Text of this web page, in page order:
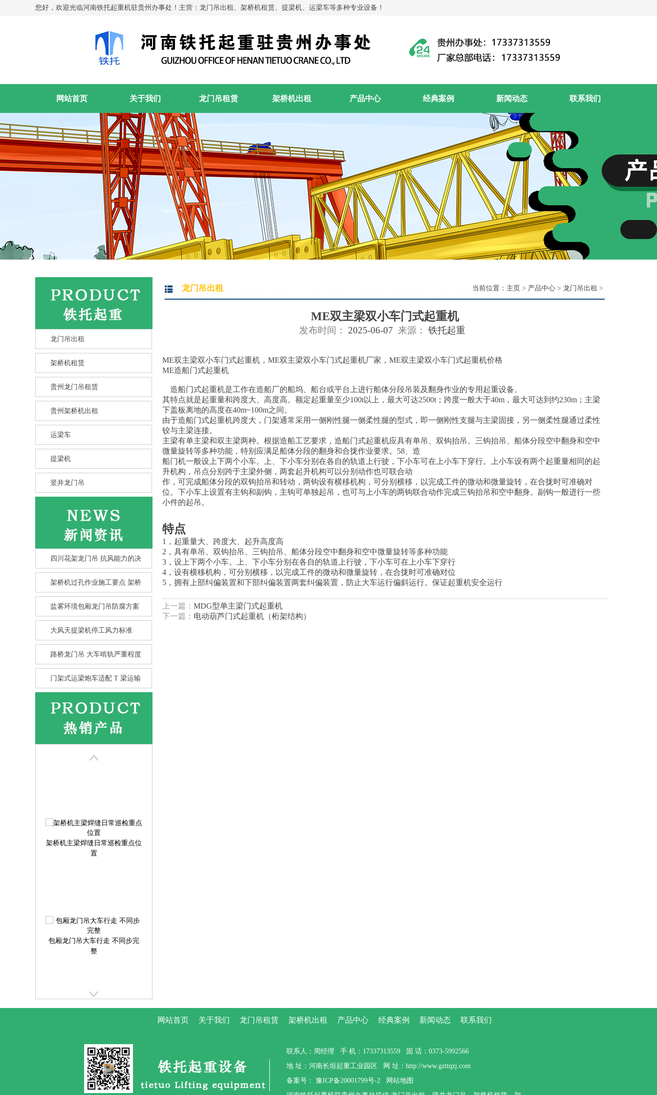
您好，欢迎光临河南铁托起重机驻贵州办事处！主营：龙门吊出租、架桥机租赁、提梁机、运梁车等多种专业设备！
网站首页 关于我们 龙门吊租赁 架桥机出租 产品中心 经典案例 新闻动态 联系我们
龙门吊出租
架桥机租赁
贵州龙门吊租赁
贵州架桥机出租
运梁车
提梁机
竖井龙门吊
四川花架龙门吊 抗风能力的决
架桥机过孔作业施工要点 架桥
盐雾环境包厢龙门吊防腐方案
大风天提梁机停工风力标准
路桥龙门吊 大车啃轨严重程度
门架式运梁炮车适配 T 梁运输
竖井龙门吊选型核心要点 竖井
龙
架桥机主梁焊缝日常巡检重点位
置
包厢龙门吊大车行走 不同步完
整
提
龙门吊出租 当前位置： 主页 > 产品中心 > 龙门吊出租 >
ME双主梁双小车门式起重机
发布时间： 2025-06-07 来源： 铁托起重
ME双主梁双小车门式起重机，ME双主梁双小车门式起重机厂家，ME双主梁双小车门式起重机价格
ME造船门式起重机
造船门式起重机是工作在造船厂的船坞、船台或平台上进行船体分段吊装及翻身作业的专用起重设备。
其特点就是起重量和跨度大、高度高。额定起重量至少100t以上，最大可达2500t；跨度一般大于40m，最大可达到约230m；主梁
下盖板离地的高度在40m~100m之间。
由于造船门式起重机跨度大，门架通常采用一侧刚性腿一侧柔性腿的型式，即一侧刚性支腿与主梁固接，另一侧柔性腿通过柔性
铰与主梁连接。
主梁有单主梁和双主梁两种。根据造船工艺要求，造船门式起重机应具有单吊、双钩抬吊、三钩抬吊、船体分段空中翻身和空中
微量旋转等多种功能，特别应满足船体分段的翻身和合拢作业要求。58、造
船门机一般设上下两个小车。上、下小车分别在各自的轨道上行驶，下小车可在上小车下穿行。上小车设有两个起重量相同的起
升机构，吊点分别跨于主梁外侧，两套起升机构可以分别动作也可联合动
作，可完成船体分段的双钩抬吊和转动，两钩设有横移机构，可分别横移，以完成工件的微动和微量旋转，在合拢时可准确对
位。下小车上设置有主钩和副钩，主钩可单独起吊，也可与上小车的两钩联合动作完成三钩抬吊和空中翻身。副钩一般进行一些
小件的起吊。
特点
1，起重量大、跨度大、起升高度高
2，具有单吊、双钩抬吊、三钩抬吊、船体分段空中翻身和空中微量旋转等多种功能
3，设上下两个小车。上、下小车分别在各自的轨道上行驶，下小车可在上小车下穿行
4，设有横移机构，可分别横移，以完成工件的微动和微量旋转，在合拢时可准确对位
5，拥有上部纠偏装置和下部纠偏装置两套纠偏装置，防止大车运行偏斜运行。保证起重机安全运行
上一篇： MDG型单主梁门式起重机
下一篇： 电动葫芦门式起重机（桁架结构）
网站首页 关于我们 龙门吊租赁 架桥机出租 产品中心 经典案例 新闻动态 联系我们
联系人：周经理 手 机：17337313559 固 话：0373-5992566
地 址：河南长垣起重工业园区 网 址：http://www.gzttqzj.com
备案号： 豫ICP备20001799号-2
网站地图